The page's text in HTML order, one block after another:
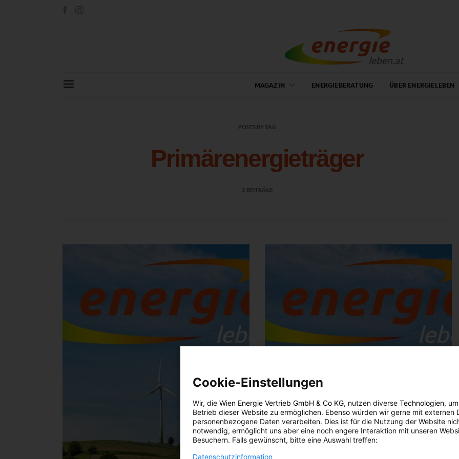
MAGAZIN ENERGIEBERATUNG ÜBER ENERGIELEBEN
POSTS BY TAG
Primärenergieträger
2 BEITRÄGE
Cookie-Einstellungen
Wir, die Wien Energie Vertrieb GmbH & Co KG, nutzen diverse Technologien,
Betrieb dieser Website zu ermöglichen. Ebenso würden wir gerne mit externen
personenbezogene Daten verarbeiten. Dies ist für die Nutzung der Website
notwendig, ermöglicht uns aber eine noch engere Interaktion mit unseren
Besuchern. Falls gewünscht, bitte eine Auswahl treffen:
Datenschutzinformation